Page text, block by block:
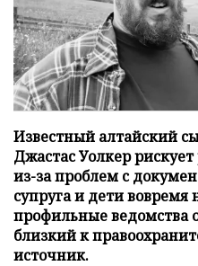
Известный алтайский
Джастас Уолкер
из-за проблем с
супруга и дети вовремя
профильные ведомства
близкий к
источник.